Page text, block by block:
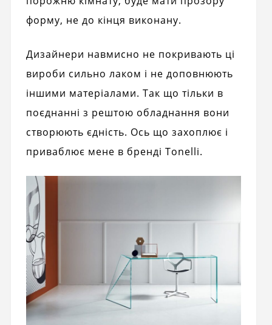
форму, не до кінця виконану.
Дизайнери навмисно не покривають ці
вироби сильно лаком і не доповнюють
іншими матеріалами. Так що тільки в
поєднанні з рештою обладнання вони
створюють єдність. Ось що захоплює і
приваблює мене в бренді Tonelli.